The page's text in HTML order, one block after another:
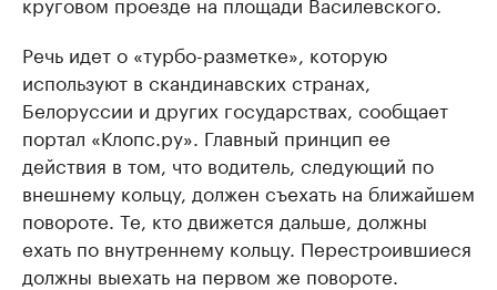
Речь идет о «турбо-разметке», которую
используют в скандинавских странах,
Белоруссии и других государствах, сообщает
портал «Клопс.ру». Главный принцип ее
действия в том, что водитель, следующий по
внешнему кольцу, должен съехать на ближайшем
повороте. Те, кто движется дальше, должны
ехать по внутреннему кольцу. Перестроившиеся
должны выехать на первом же повороте.